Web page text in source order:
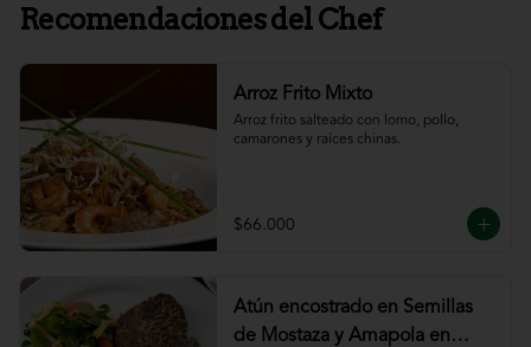
Recomendaciones del Chef
Arroz Frito Mixto
Arroz frito salteado con lomo, pollo,
camarones y raíces chinas.
$66.000
Atún encostrado en Semillas
de Mostaza y Amapola en